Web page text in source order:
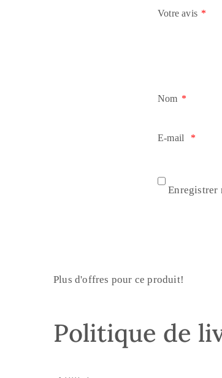
Votre avis *
Nom *
E-mail *
Enregistrer
Plus d'offres pour ce produit!
Politique de